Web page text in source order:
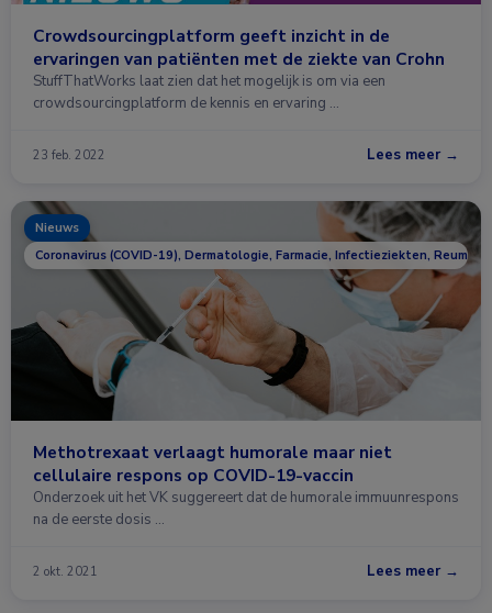
Crowdsourcingplatform geeft inzicht in de
ervaringen van patiënten met de ziekte van Crohn
StuffThatWorks laat zien dat het mogelijk is om via een
crowdsourcingplatform de kennis en ervaring …
23 feb. 2022 Lees meer →
Nieuws
Coronavirus (COVID-19), Dermatologie, Farmacie, Infectieziekten,
Methotrexaat verlaagt humorale maar niet
cellulaire respons op COVID-19-vaccin
Onderzoek uit het VK suggereert dat de humorale immuunrespons
na de eerste dosis …
2 okt. 2021 Lees meer →